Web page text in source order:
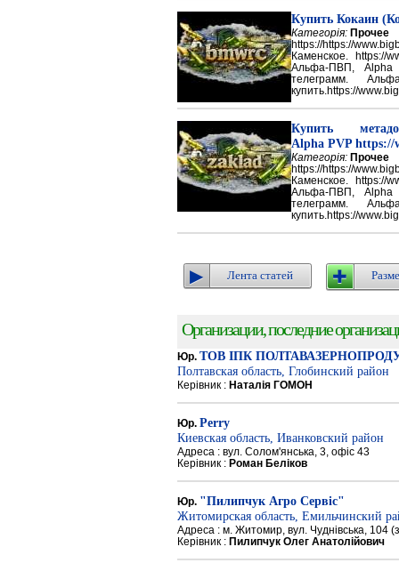
Купить Кокаин
Категорія: Прочее
https://https://
Каменское. https://
Альфа-ПВП, Alpha
телеграмм.
купить.https://
Купить
Alpha PVP https://
Категорія: Прочее
https://https://
Каменское. https://
Альфа-ПВП, Alpha
телеграмм.
купить.https://
Лента статей
Организации, последние
Юр. ТОВ ІПК
Полтавская область, Глобинский район
Керівник : Наталія ГОМОН
Юр. Perry
Киевская область, Иванковский район
Адреса : вул. Солом'янська, 3, офіс 43
Керівник : Роман Беліков
Юр. "Пилипчук Агро Сервіс"
Житомирская область, Емильчинский
Адреса : м. Житомир, вул. Чуднівська, 104
Керівник : Пилипчук Олег Анатолійович